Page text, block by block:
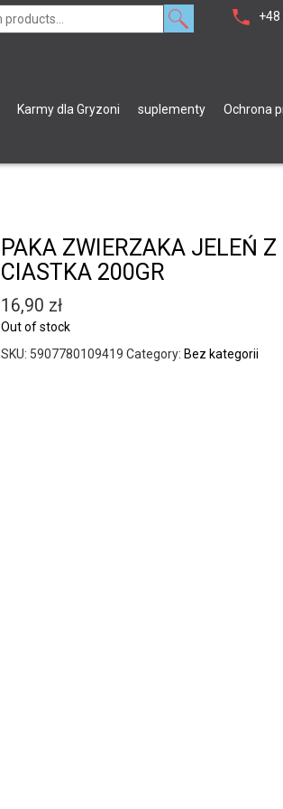
+48
Karmy dla Gryzoni suplementy Ochrona
PAKA ZWIERZAKA JELEŃ
CIASTKA 200GR
16,90 zł
Out of stock
SKU: 5907780109419 Category: Bez kategorii